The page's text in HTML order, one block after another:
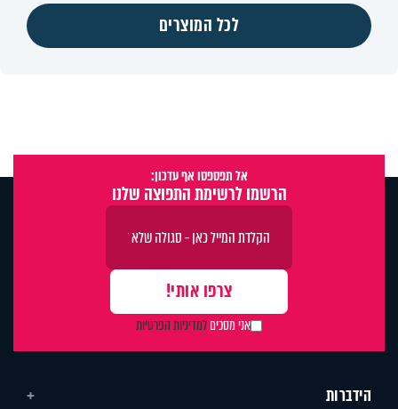
לכל המוצרים
אל תפספסו אף עדכון:
הרשמו לרשימת התפוצה שלנו
אני מסכיםלמדיניות הפרטיות
הידברות